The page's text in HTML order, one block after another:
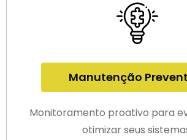
Manutenção
Monitoramento proativo para
otimizar seus